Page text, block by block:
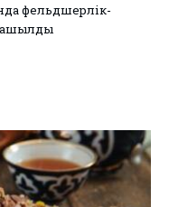
фельдшерлік-
ашылды